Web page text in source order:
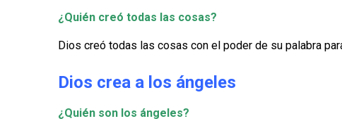
¿Quién creó todas las cosas?
Dios creó todas las cosas con el poder de su palabra
Dios crea a los ángeles
¿Quién son los ángeles?